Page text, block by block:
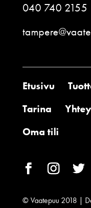
040 740 2155
Etusivu
Tarina
Oma tili
© Vaatepuu 2018 |